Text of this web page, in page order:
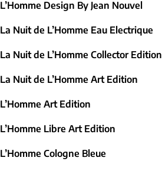
L’Homme Design By Jean Nouvel
La Nuit de L’Homme Eau Electrique
La Nuit de L’Homme Collector Edition
La Nuit de L’Homme Art Edition
L’Homme Art Edition
L’Homme Libre Art Edition
L’Homme Cologne Bleue